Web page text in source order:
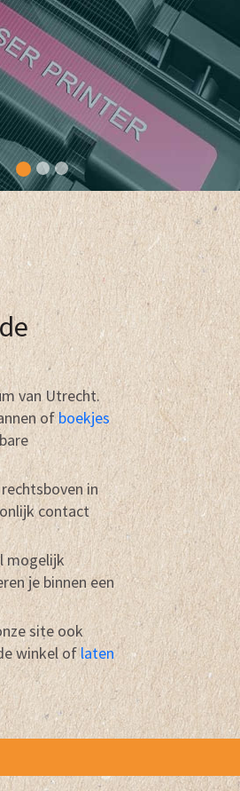
van Utrecht.
ofboekjes
in
contact
mogelijk
je binnen een
site ook
winkel oflaten